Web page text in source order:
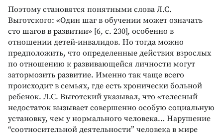
Поэтому становятся понятными слова Л.С.
Выготского: «Один шаг в обучении может означать
сто шагов в развитии» [6, с. 230], особенно в
отношении детей-инвалидов. Но тогда можно
предположить, что определенные действия взрослых
по отношению к развивающейся личности могут
затормозить развитие. Именно так чаще всего
происходит в семьях, где есть хронически больной
ребенок. Л.С. Выготский указывал, что «телесный
недостаток вызывает совершенно особую социальную
установку, чем у нормального человека… Нарушение
“соотносительной деятельности” человека в мире